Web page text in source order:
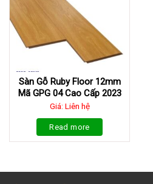
Sàn Gỗ Ruby Floor 12mm
Mã GPG 04 Cao Cấp 2023
Giá: Liên hệ
Read more